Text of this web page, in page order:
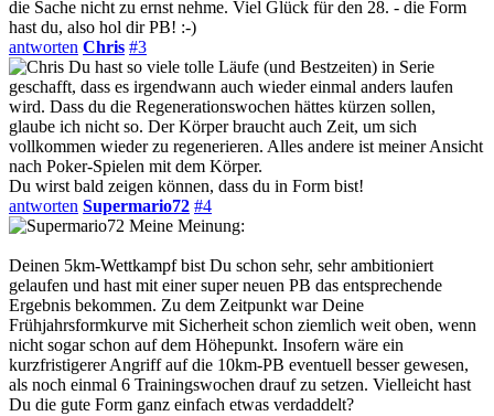
die Sache nicht zu ernst nehme. Viel Glück für den 28. - die Form
hast du, also hol dir PB! :-)
antworten Chris #3
Du hast so viele tolle Läufe (und Bestzeiten) in Serie
geschafft, dass es irgendwann auch wieder einmal anders laufen
wird. Dass du die Regenerationswochen hättes kürzen sollen,
glaube ich nicht so. Der Körper braucht auch Zeit, um sich
vollkommen wieder zu regenerieren. Alles andere ist meiner Ansicht
nach Poker-Spielen mit dem Körper.
Du wirst bald zeigen können, dass du in Form bist!
antworten Supermario72 #4
Meine Meinung:
Deinen 5km-Wettkampf bist Du schon sehr, sehr ambitioniert
gelaufen und hast mit einer super neuen PB das entsprechende
Ergebnis bekommen. Zu dem Zeitpunkt war Deine
Frühjahrsformkurve mit Sicherheit schon ziemlich weit oben, wenn
nicht sogar schon auf dem Höhepunkt. Insofern wäre ein
kurzfristigerer Angriff auf die 10km-PB eventuell besser gewesen,
als noch einmal 6 Trainingswochen drauf zu setzen. Vielleicht hast
Du die gute Form ganz einfach etwas verdaddelt?